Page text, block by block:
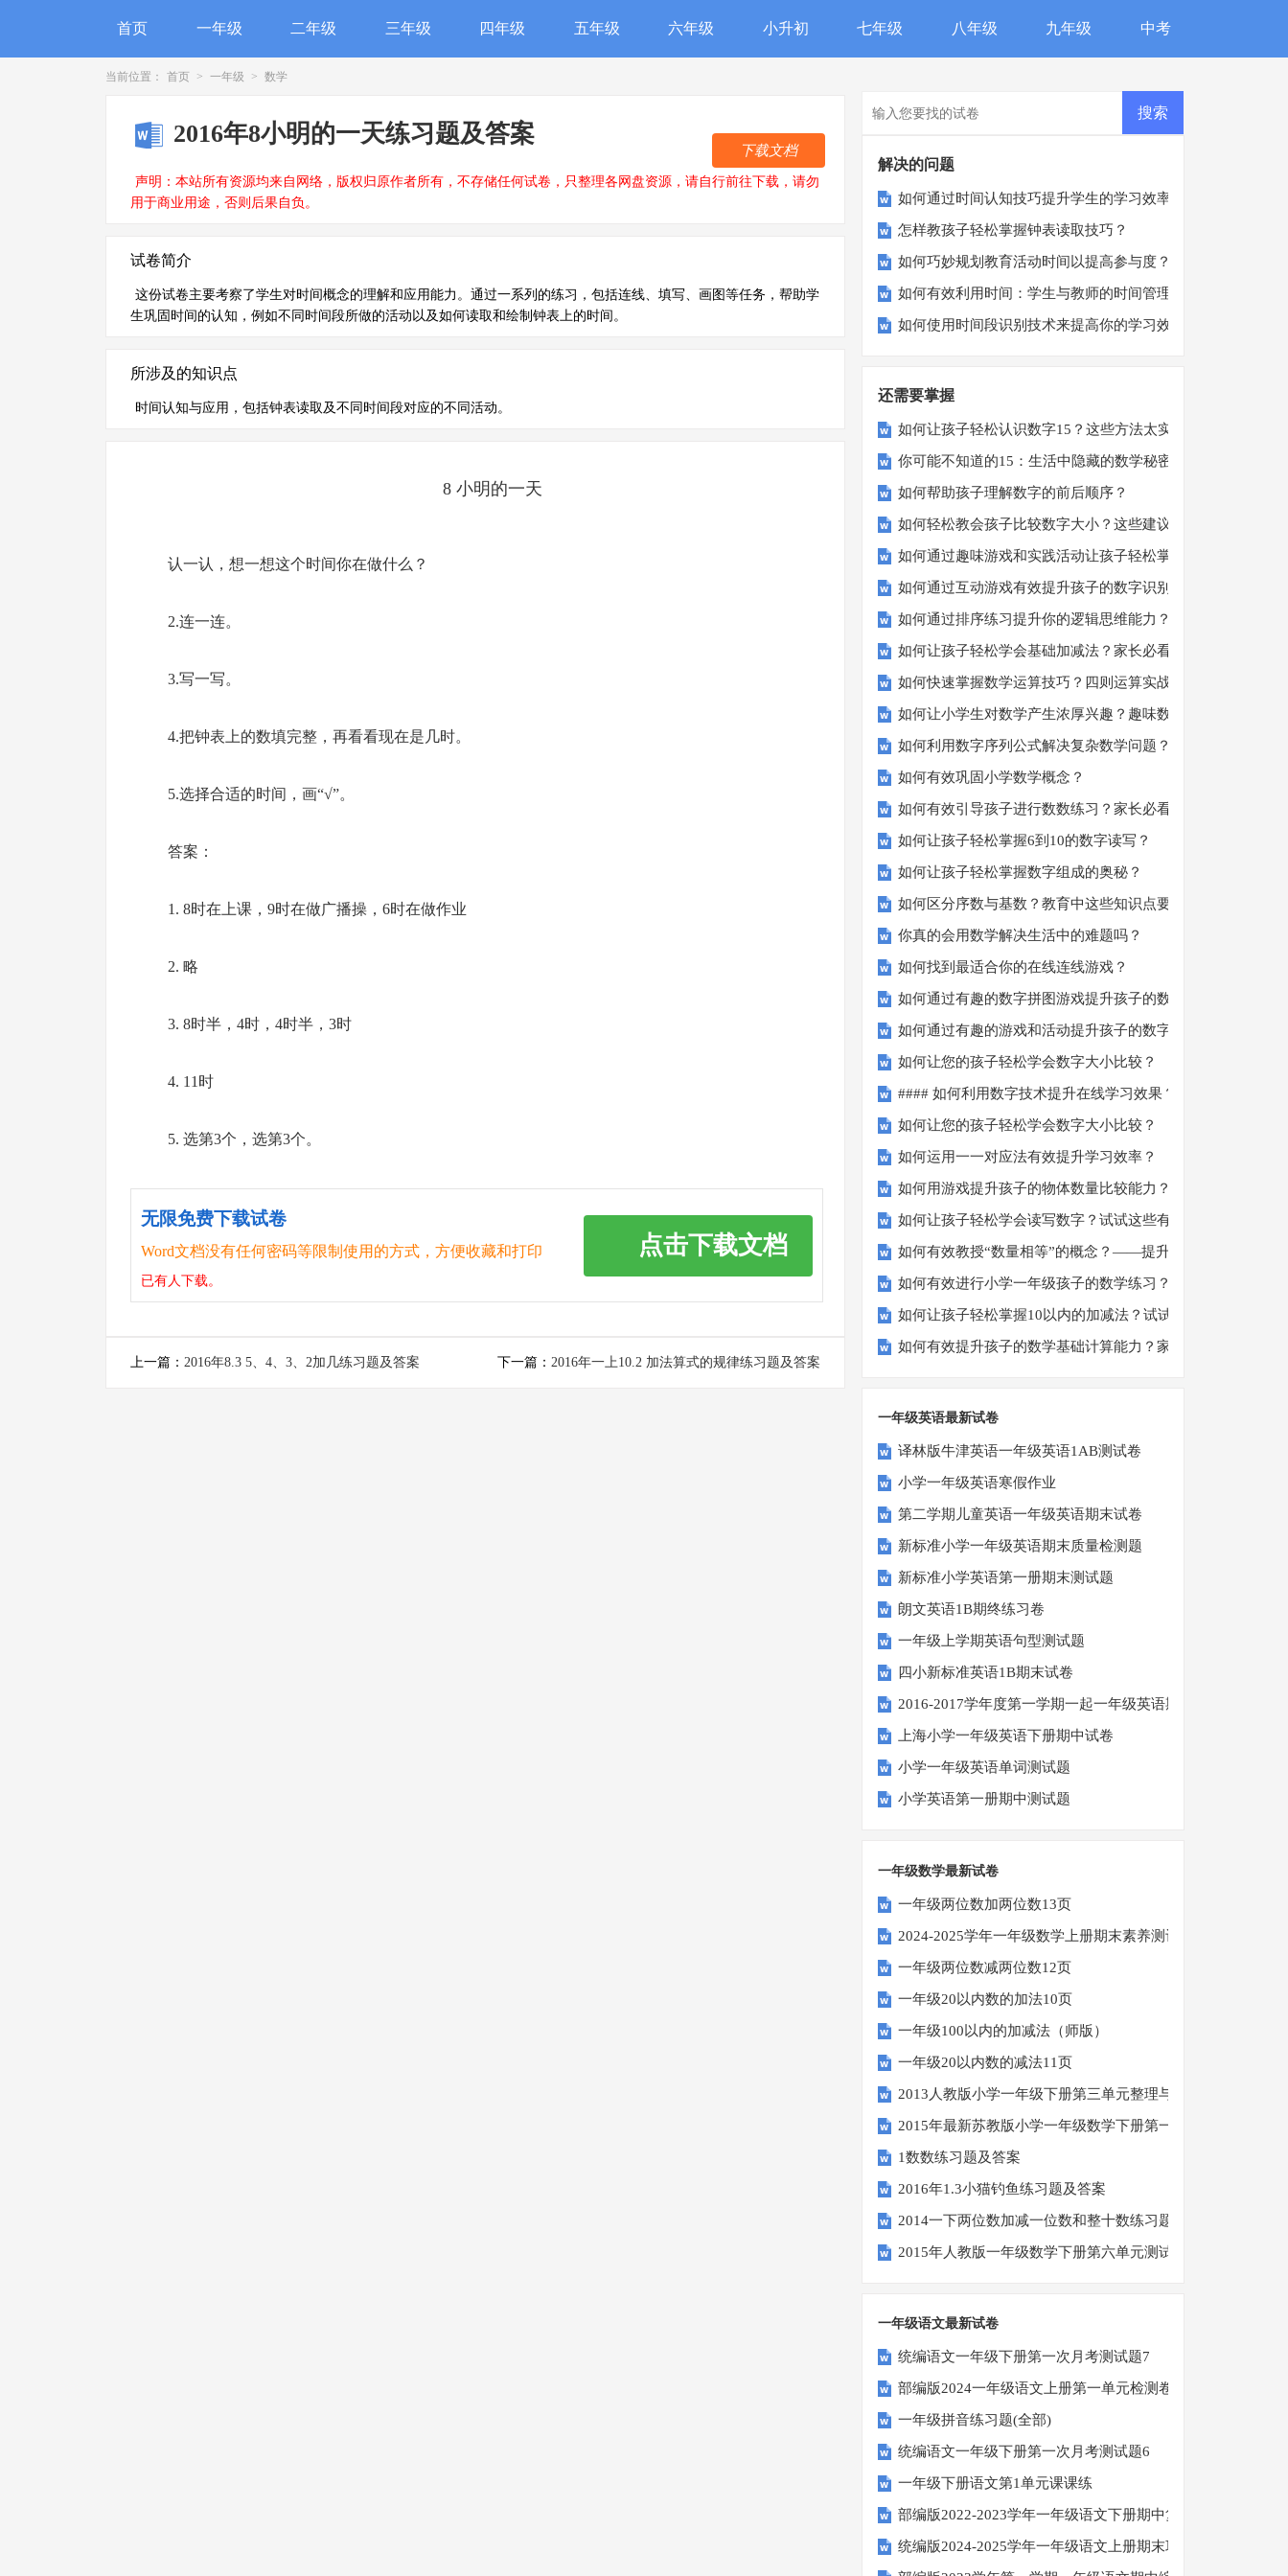
首页 一年级 二年级 三年级 四年级 五年级 六年级 小升初 七年级 八年级 九年级 中考
当前位置： 首页 > 一年级 > 数学
2016年8小明的一天练习题及答案
声明：本站所有资源均来自网络，版权归原作者所有，不存储任何试卷，只整理各网盘资源，请自行前往下载，请勿
用于商业用途，否则后果自负。
下载文档
试卷简介
这份试卷主要考察了学生对时间概念的理解和应用能力。通过一系列的练习，包括连线、填写、画图等任务，帮助学
生巩固时间的认知，例如不同时间段所做的活动以及如何读取和绘制钟表上的时间。
所涉及的知识点
时间认知与应用，包括钟表读取及不同时间段对应的不同活动。
8 小明的一天
认一认，想一想这个时间你在做什么？
2.连一连。
3.写一写。
4.把钟表上的数填完整，再看看现在是几时。
5.选择合适的时间，画“√”。
答案：
1. 8时在上课，9时在做广播操，6时在做作业
2. 略
3. 8时半，4时，4时半，3时
4. 11时
5. 选第3个，选第3个。
无限免费下载试卷
Word文档没有任何密码等限制使用的方式，方便收藏和打印
已有人下载。
点击下载文档
上一篇： 2016年8.3 5、4、3、2加几练习题及答案 下一篇： 2016年一上10.2 加法算式的规律练习题及答案
解决的问题
如何通过时间认知技巧提升学生的学习效率？
怎样教孩子轻松掌握钟表读取技巧？
如何巧妙规划教育活动时间以提高参与度？
如何有效利用时间：学生与教师的时间管理技巧探析？
如何使用时间段识别技术来提高你的学习效率？
还需要掌握
如何让孩子轻松认识数字15？这些方法太实用了！
你可能不知道的15：生活中隐藏的数学秘密？
如何帮助孩子理解数字的前后顺序？
如何轻松教会孩子比较数字大小？这些建议或许有帮助！
如何通过趣味游戏和实践活动让孩子轻松掌握数字顺序？
如何通过互动游戏有效提升孩子的数字识别能力？
如何通过排序练习提升你的逻辑思维能力？
如何让孩子轻松学会基础加减法？家长必看的实用技巧！
如何快速掌握数学运算技巧？四则运算实战指南
如何让小学生对数学产生浓厚兴趣？趣味数学活动大揭秘！
如何利用数字序列公式解决复杂数学问题？
如何有效巩固小学数学概念？
如何有效引导孩子进行数数练习？家长必看的五大技巧
如何让孩子轻松掌握6到10的数字读写？
如何让孩子轻松掌握数字组成的奥秘？
如何区分序数与基数？教育中这些知识点要知道！
你真的会用数学解决生活中的难题吗？
如何找到最适合你的在线连线游戏？
如何通过有趣的数字拼图游戏提升孩子的数学能力？
如何通过有趣的游戏和活动提升孩子的数字顺序技能？
如何让您的孩子轻松学会数字大小比较？
#### 如何利用数字技术提升在线学习效果？
如何让您的孩子轻松学会数字大小比较？
如何运用一一对应法有效提升学习效率？
如何用游戏提升孩子的物体数量比较能力？
如何让孩子轻松学会读写数字？试试这些有趣的方法！
如何有效教授“数量相等”的概念？——提升孩子的数学思维
如何有效进行小学一年级孩子的数学练习？
如何让孩子轻松掌握10以内的加减法？试试这些有趣的方法！
如何有效提升孩子的数学基础计算能力？家长必看！
一年级英语最新试卷
译林版牛津英语一年级英语1AB测试卷
小学一年级英语寒假作业
第二学期儿童英语一年级英语期末试卷
新标准小学一年级英语期末质量检测题
新标准小学英语第一册期末测试题
朗文英语1B期终练习卷
一年级上学期英语句型测试题
四小新标准英语1B期末试卷
2016-2017学年度第一学期一起一年级英语期中试卷
上海小学一年级英语下册期中试卷
小学一年级英语单词测试题
小学英语第一册期中测试题
一年级数学最新试卷
一年级两位数加两位数13页
2024-2025学年一年级数学上册期末素养测评卷（考试版A4
一年级两位数减两位数12页
一年级20以内数的加法10页
一年级100以内的加减法（师版）
一年级20以内数的减法11页
2013人教版小学一年级下册第三单元整理与复习（一）练习题
2015年最新苏教版小学一年级数学下册第一次月考试卷
1数数练习题及答案
2016年1.3小猫钓鱼练习题及答案
2014一下两位数加减一位数和整十数练习题四
2015年人教版一年级数学下册第六单元测试题
一年级语文最新试卷
统编语文一年级下册第一次月考测试题7
部编版2024一年级语文上册第一单元检测卷
一年级拼音练习题(全部)
统编语文一年级下册第一次月考测试题6
一年级下册语文第1单元课课练
部编版2022-2023学年一年级语文下册期中复习卷
统编版2024-2025学年一年级语文上册期末巩固测试卷